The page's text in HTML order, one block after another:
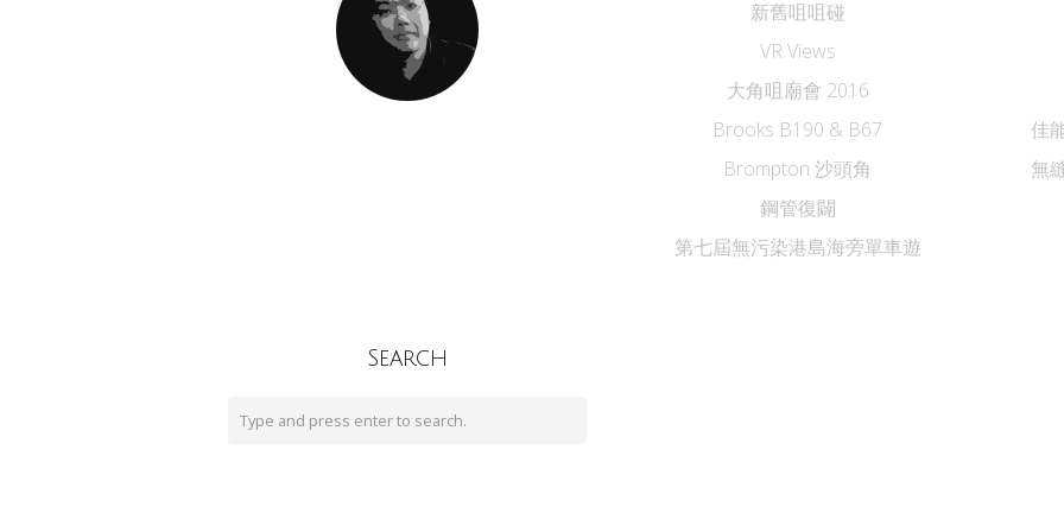
新舊咀咀碰
VR Views
大角咀廟會 2016
Brooks B190 & B67
Brompton 沙頭角
鋼管復闢
第七屆無污染港島海旁單車遊
佳
無
Search